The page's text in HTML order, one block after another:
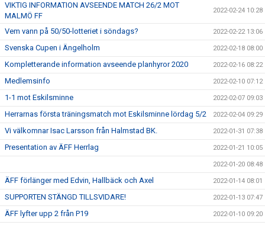
VIKTIG INFORMATION AVSEENDE MATCH 26/2 MOT
MALMÖ FF
2022-02-24 10:28
Vem vann på 50/50-lotteriet i söndags? 2022-02-22 13:06
Svenska Cupen i Ängelholm 2022-02-18 08:00
Kompletterande information avseende planhyror 2020 2022-02-16 08:22
Medlemsinfo 2022-02-10 07:12
1-1 mot Eskilsminne 2022-02-07 09:03
Herrarnas första träningsmatch mot Eskilsminne lördag 5/2 2022-02-04 09:29
Vi välkomnar Isac Larsson från Halmstad BK. 2022-01-31 07:38
Presentation av ÄFF Herrlag 2022-01-21 10:05
2022-01-20 08:48
ÄFF förlänger med Edvin, Hallbäck och Axel 2022-01-14 08:01
SUPPORTEN STÄNGD TILLSVIDARE! 2022-01-13 07:47
ÄFF lyfter upp 2 från P19 2022-01-10 09:20